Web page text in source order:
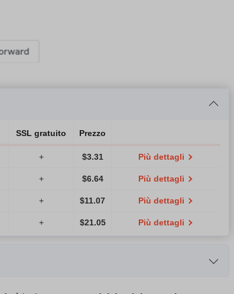
SSL gratuito Prezzo
+ $3.31 Più dettagli
+ $6.64 Più dettagli
+ $11.07 Più dettagli
+ $21.05 Più dettagli